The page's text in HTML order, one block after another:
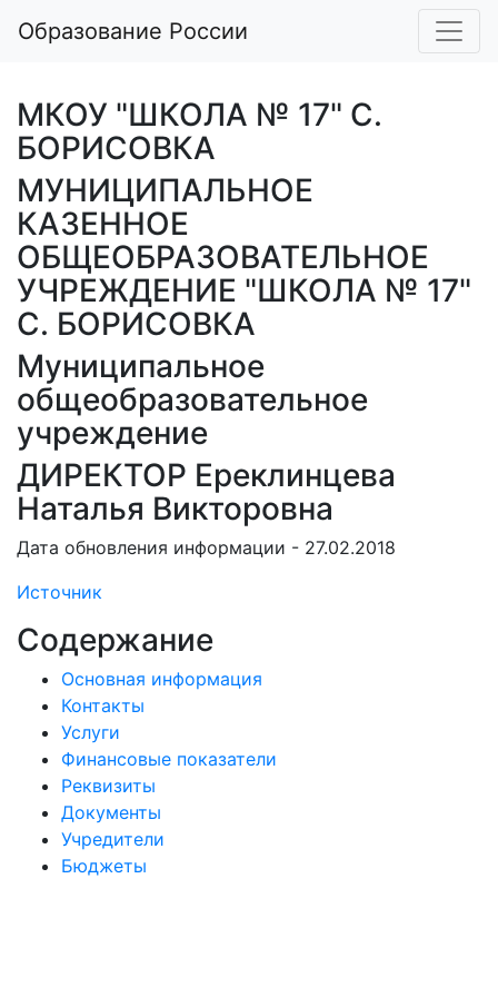
Образование России
МКОУ "ШКОЛА № 17" С.
БОРИСОВКА
МУНИЦИПАЛЬНОЕ
КАЗЕННОЕ
ОБЩЕОБРАЗОВАТЕЛЬНОЕ
УЧРЕЖДЕНИЕ "ШКОЛА № 17"
С. БОРИСОВКА
Муниципальное
общеобразовательное
учреждение
ДИРЕКТОР Ереклинцева
Наталья Викторовна
Дата обновления информации - 27.02.2018
Источник
Содержание
Основная информация
Контакты
Услуги
Финансовые показатели
Реквизиты
Документы
Учредители
Бюджеты